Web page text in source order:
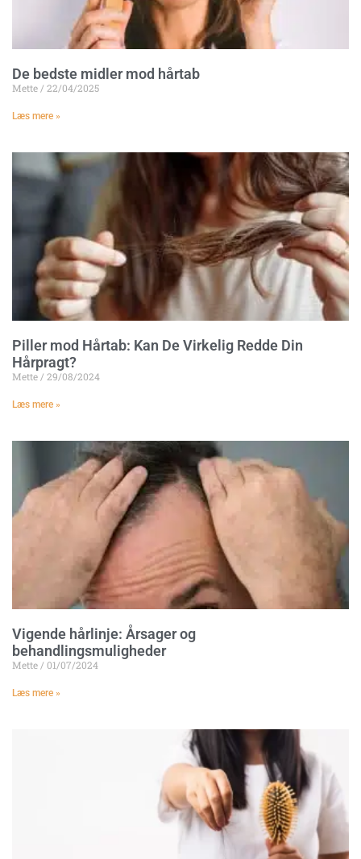
De bedste midler mod hårtab
Mette 22/04/2025
Læs mere »
Piller mod Hårtab: Kan De Virkelig Redde Din
Hårpragt?
Mette 29/08/2024
Læs mere »
Vigende hårlinje: Årsager og
behandlingsmuligheder
Mette 01/07/2024
Læs mere »